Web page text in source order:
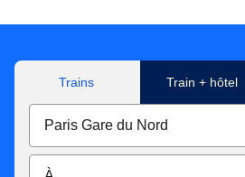
Trains Train + hôtel